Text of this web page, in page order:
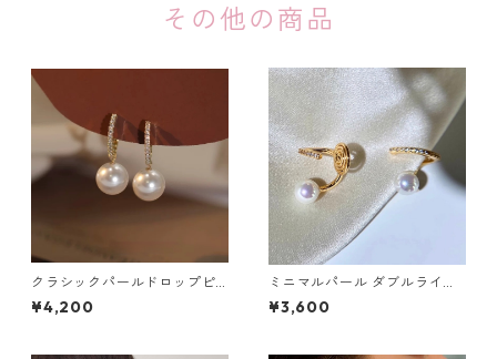
その他の商品
クラシックパールドロップピ
アス・イヤリング：230
¥4,200
ミニマルパール ダブルライン
イヤーカフ：657
¥3,600